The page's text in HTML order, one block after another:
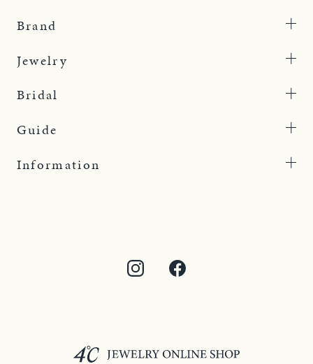
Brand
Jewelry
Bridal
Guide
Information